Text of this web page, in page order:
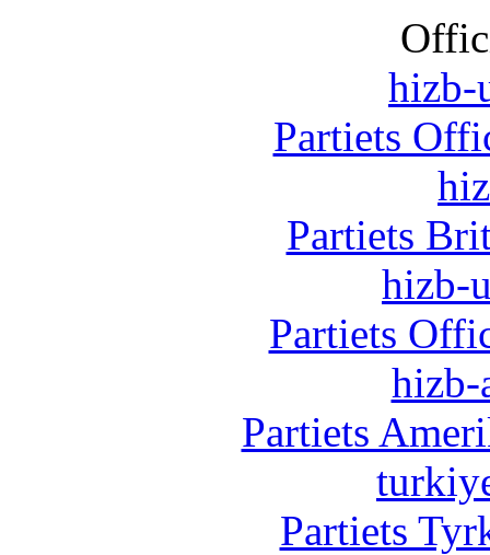
hizb-
Partiets
Partiets
hizb-
Partiets
hizb-
Partiets
Partiets